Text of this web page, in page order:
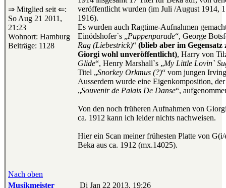
⇒ Mitglied seit ⇐:
So Aug 21 2011,
21:23
Wohnort: Hamburg
Beiträge: 1128
veröffentlicht wurden (im Juli /August 1914,
1916).
Es wurden auch Ragtime-Aufnahmen
Einödshofer`s „Puppenparade“, George
Rag (Liebestrick)“ (blieb aber im
Giorgi wohl unveröffentlicht), Harry von
Glide“, Henry Marshall`s „My Little Lovin`
Titel „Snorkey Orkmus (?)“ vom jungen
Ausserdem wurde eine Eigenkomposition,
„Souvenir de Palais De Danse“,
Von den noch früheren Aufnahmen von
ca. 1912 kann ich leider nichts nachweisen.
Hier ein Scan meiner frühesten Platte von
Beka aus ca. 1912 (mx.14025).
Nach oben
Musikmeister
Di Jan 22 2013, 19:26